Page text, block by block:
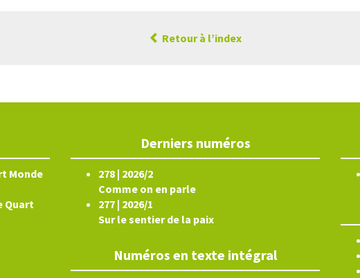
Retour à l’index
Monde
Quart
Derniers numéros
278 | 2026/2
Comme on en parle
277 | 2026/1
Sur le sentier de la paix
Numéros en texte intégral